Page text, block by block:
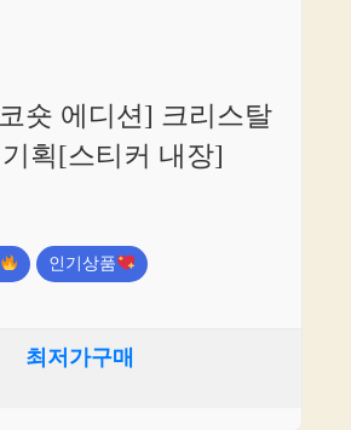
숏 에디션] 크리스탈
획[스티커 내장]
인기상품
최저가구매